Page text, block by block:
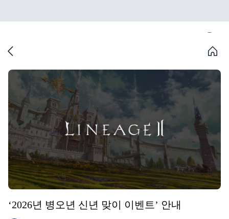
‘2026년 병오년 신년 맞이 이벤트’ 안내